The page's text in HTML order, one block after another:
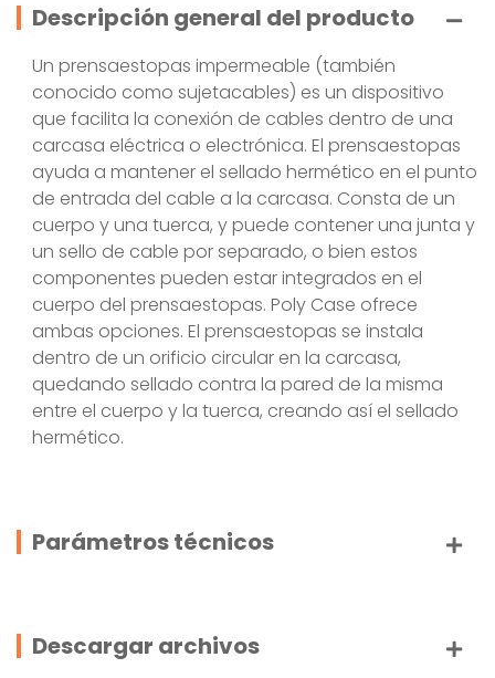
Descripción general del producto
Un prensaestopas impermeable (también
conocido como sujetacables) es un dispositivo
que facilita la conexión de cables dentro de una
carcasa eléctrica o electrónica. El prensaestopas
ayuda a mantener el sellado hermético en el punto
de entrada del cable a la carcasa. Consta de un
cuerpo y una tuerca, y puede contener una junta y
un sello de cable por separado, o bien estos
componentes pueden estar integrados en el
cuerpo del prensaestopas. Poly Case ofrece
ambas opciones. El prensaestopas se instala
dentro de un orificio circular en la carcasa,
quedando sellado contra la pared de la misma
entre el cuerpo y la tuerca, creando así el sellado
hermético.
Parámetros técnicos
Descargar archivos